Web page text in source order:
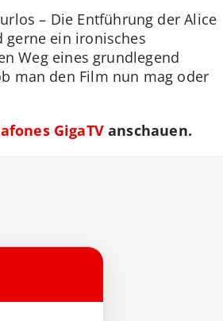
– Die Entführung der Alice
gerne ein ironisches
Weg eines grundlegend
man den Film nun mag oder
GigaTVanschauen.